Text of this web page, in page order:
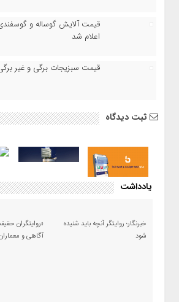
قیمت آلایش گوساله و
اعلام شد
قیمت سبزیجات برگی و غیر
ثبت دیدگاه
یادداشت
خبرنگار؛ روایتگر آنچه باید شنیده
شود
«روایتگران
آگاهی و